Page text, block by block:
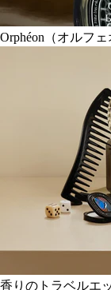
Orphéon（オルフェ
香りのトラベルエ